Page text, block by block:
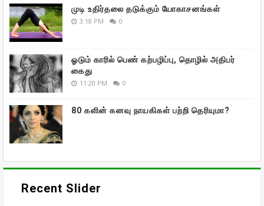
முடி உதிர்தலை தடுக்கும் யோகாசனங்கள்
3:18 PM 0
ஓடும் காரில் பெண் கற்பழிப்பு, தொழில் அதிபர்
கைது
11:20 PM 0
80 களின் கனவு நாயகிகள் பற்றி தெரியுமா?
Recent Slider